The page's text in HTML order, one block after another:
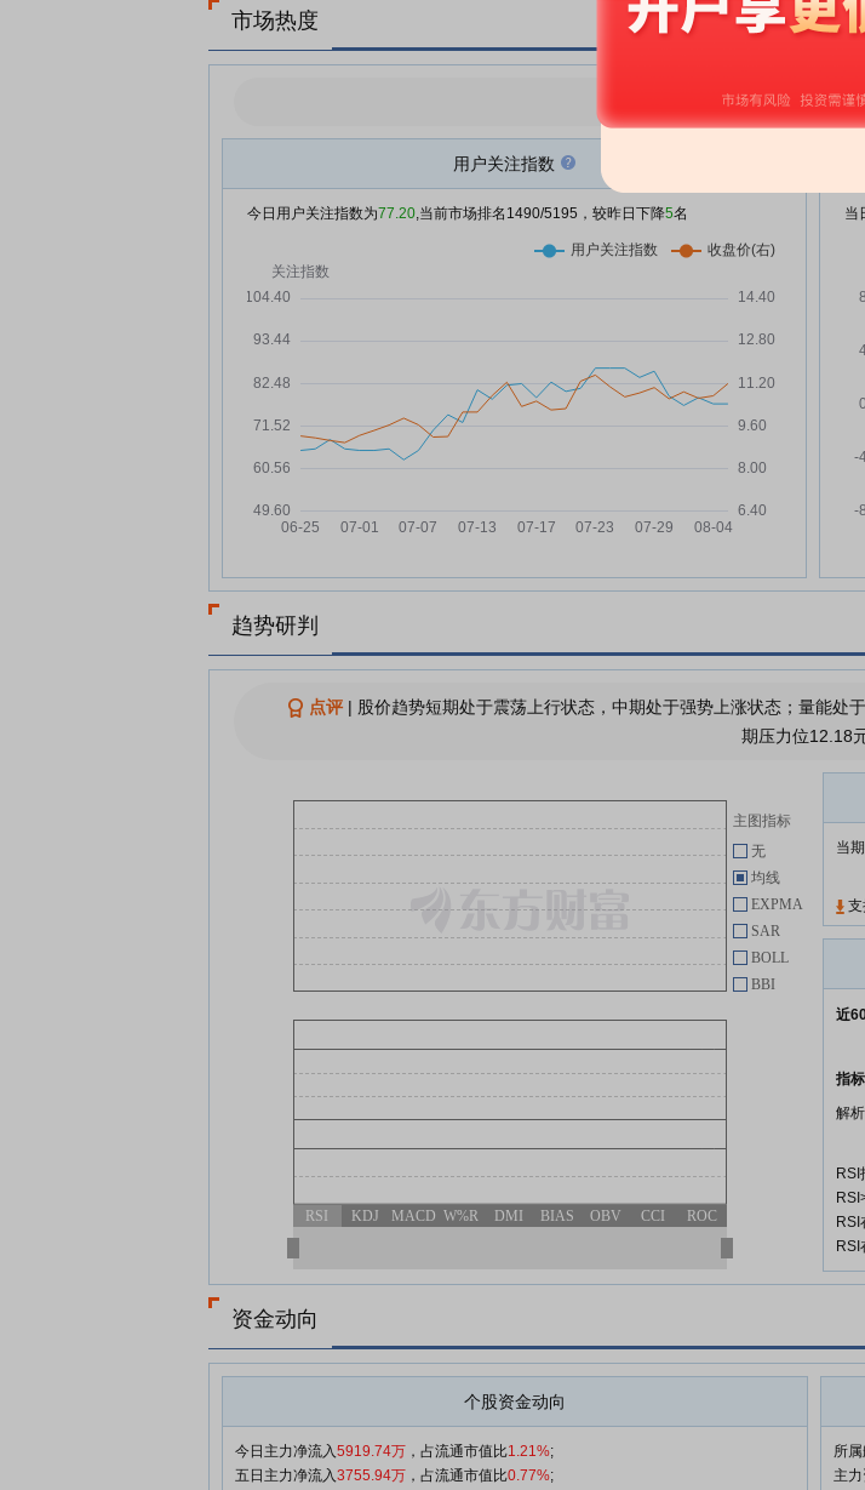
07-30
海通发展7月29日快速反弹
绩优公司，基金布局
07-28
07-28
07-27
07-25
12家公司公布半年报 7家业绩增幅
07-24
公司2026年半年度
决议公告
海通发展:福建海通
海通发展:福建海通
公司2026年半年
报”专项行动方案的
海通发展:福建海通
公司关于与租赁公
租赁及经营性租赁
海通发展:福建海通
公司关于收到《中
止通知书》的公告
07-16
海通发展:福建海通
公司2026年半年
公司关于2024年、
公告
海通发展:福建海通
的公告
07-01
议公告
海通发展:福建天衡
事务所关于福建海
公司2026年第二次
法律意见书
海通发展:福建海通
公司关于2024年
除限售期解除限售
中国证监会上市公
行股票注册程序终
06-25
海通发展:福建海通
公司2026年第二次
06-24
公司关于2024年股
市场热度
今日用户关注度有所下
当
用户关注指数
今日用户关注指数为77.20,当前市场排名 1490/5195，较昨日下降5名
趋势研判
点评| 股价趋势短期处于震荡上行状态，中期处于强势上涨状态；量能
期压力位12.18元
当
近
指
解
RSI
RSI
RSI
主图指标
无
均线
EXPMA
SAR
BOLL
BBI
RSI KDJ MACD W%R DMI BIAS OBV CCI ROC
资金动向
个股资金动向
今日主力净流入5919.74万 ，占流通市值比1.21%;
五日主力净流入3755.94万 ，占流通市值比0.77%;
所
主